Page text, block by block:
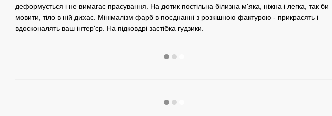
деформується і не вимагає прасування. На дотик постільна білизна м'яка, ніжна і легка, так би
мовити, тіло в ній дихає. Мінімалізм фарб в поєднанні з розкішною фактурою - прикрасять і
вдосконалять ваш інтер'єр. На підковдрі застібка гудзики.